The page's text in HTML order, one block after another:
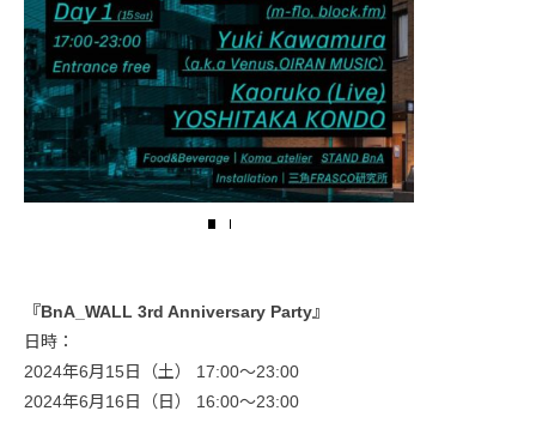
『BnA_WALL 3rd Anniversary Party』
日時：
2024年6月15日（土） 17:00〜23:00
2024年6月16日（日） 16:00〜23:00